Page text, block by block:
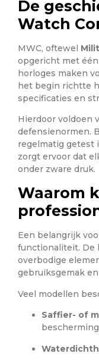
De
Watch
MWC, oftewel
opgericht met
horloges maken
het begin richtte
specificaties en
Hierdoor voldoen
defensienormen.
regelmatig getest
zorgt ervoor dat
onder zware druk.
Waarom
Een belangrijk
functionaliteit. De
overbodige
gebruiksgemak
Veel modellen
Saffier- of
bescherming